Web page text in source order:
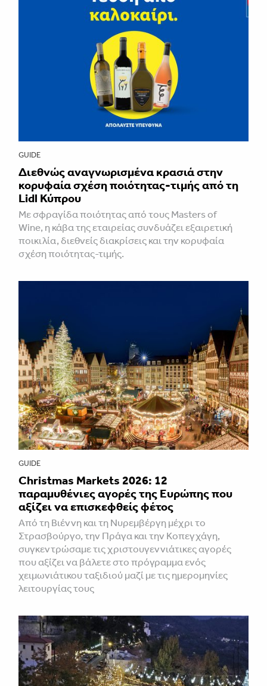
GUIDE
Διεθνώς αναγνωρισμένα κρασιά στην
κορυφαία σχέση ποιότητας-τιμής από τη
Lidl Κύπρου
Με σφραγίδα ποιότητας από τους Masters of
Wine, η κάβα της εταιρείας συνδυάζει εξαιρετική
ποικιλία, διεθνείς διακρίσεις και την κορυφαία
σχέση ποιότητας-τιμής.
GUIDE
Christmas Markets 2026: 12
παραμυθένιες αγορές της Ευρώπης που
αξίζει να επισκεφθείς φέτος
Από τη Βιέννη και τη Νυρεμβέργη μέχρι το
Στρασβούργο, την Πράγα και την Κοπεγχάγη,
συγκεντρώσαμε τις χριστουγεννιάτικες αγορές
που αξίζει να βάλετε στο πρόγραμμα ενός
χειμωνιάτικου ταξιδιού μαζί με τις ημερομηνίες
λειτουργίας τους